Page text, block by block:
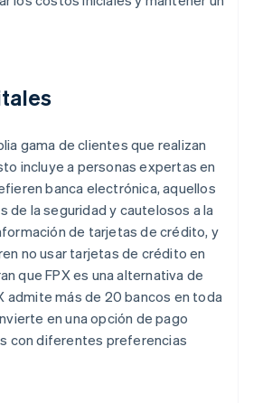
gama de clientes que realizan
incluye a personas expertas en
banca electrónica, aquellos
de la seguridad y cautelosos a la
de tarjetas de crédito, y
no usar tarjetas de crédito en
que FPX es una alternativa de
admite más de 20 bancos en toda
en una opción de pago
con diferentes preferencias